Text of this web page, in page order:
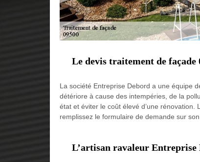
Le devis traitement de
La société Entreprise Debord a une équipe
détériore à cause des intempéries, de la
état et éviter le coût élevé d’une rénovation.
remplissez le formulaire de demande sur son
L’artisan ravaleur Entreprise